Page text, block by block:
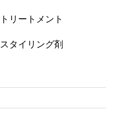
トリートメント
スタイリング剤